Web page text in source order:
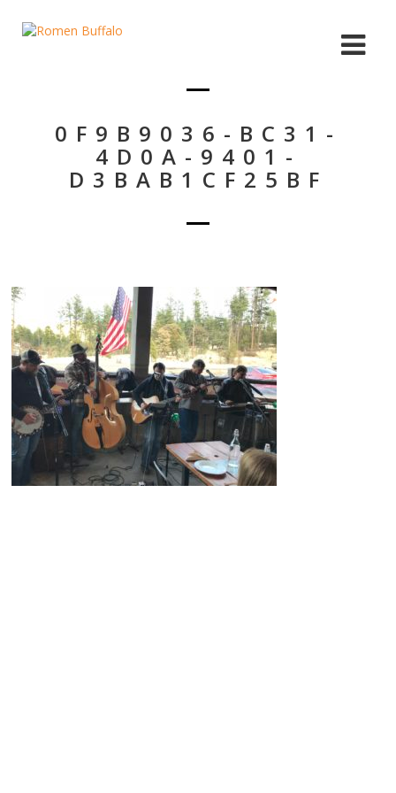
0F9B9036-BC31-
4D0A-9401-
D3BAB1CF25BF